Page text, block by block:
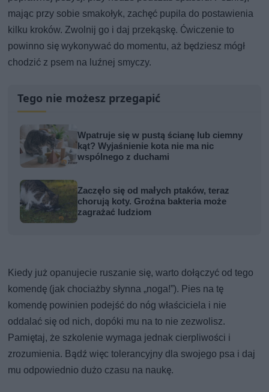
mając przy sobie smakołyk, zachęć pupila do postawienia
kilku kroków. Zwolnij go i daj przekąskę. Ćwiczenie to
powinno się wykonywać do momentu, aż będziesz mógł
chodzić z psem na luźnej smyczy.
Tego nie możesz przegapić
Wpatruje się w pustą ścianę lub ciemny
kąt? Wyjaśnienie kota nie ma nic
wspólnego z duchami
Zaczęło się od małych ptaków, teraz
chorują koty. Groźna bakteria może
zagrażać ludziom
Kiedy już opanujecie ruszanie się, warto dołączyć od tego
komendę (jak chociażby słynna „noga!”). Pies na tę
komendę powinien podejść do nóg właściciela i nie
oddalać się od nich, dopóki mu na to nie zezwolisz.
Pamiętaj, że szkolenie wymaga jednak cierpliwości i
zrozumienia. Bądź więc tolerancyjny dla swojego psa i daj
mu odpowiednio dużo czasu na naukę.